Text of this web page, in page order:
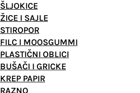
ŠLJOKICE
ŽICE I SAJLE
STIROPOR
FILC I MOOSGUMMI
PLASTIČNI OBLICI
BUŠAČI I GRICKE
KREP PAPIR
RAZNO